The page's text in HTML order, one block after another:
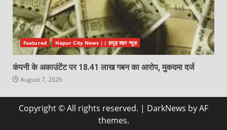
Featured Hapur City News || हापुड़ शहर न्यूज़
कंपनी के अकाउंटेंट पर 18.41 लाख गबन का आरोप, मुकदमा दर्ज
August 7, 2026
Copyright © All rights reserved. | DarkNews by AF
themes.